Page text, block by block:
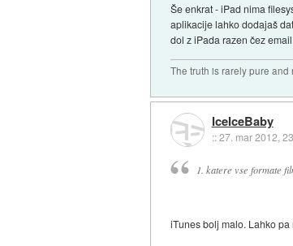
Še enkrat - iPad nima
aplikacije lahko dodajaš
dol z iPada razen čez
The truth is rarely pure and
IceIceBaby
::27. mar 2012,
1. katere vse formate
iTunes bolj malo. Lahko